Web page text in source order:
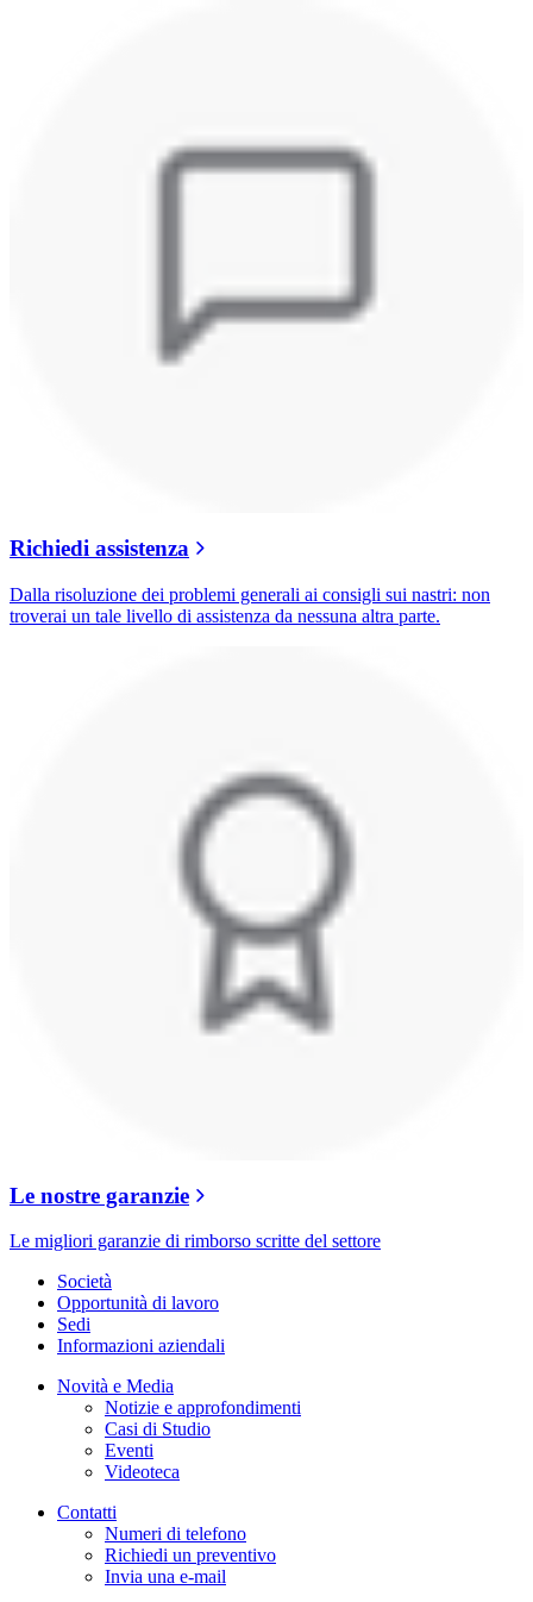
Richiedi assistenza
Dalla risoluzione dei problemi generali ai consigli sui nastri: non
troverai un tale livello di assistenza da nessuna altra parte.
Le nostre garanzie
Le migliori garanzie di rimborso scritte del settore
Società
Opportunità di lavoro
Sedi
Informazioni aziendali
Novità e Media
Notizie e approfondimenti
Casi di Studio
Eventi
Videoteca
Contatti
Numeri di telefono
Richiedi un preventivo
Invia una e-mail